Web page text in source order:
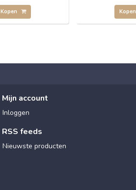
Kopen Kopen
Mijn account
Inloggen
RSS feeds
Nieuwste producten